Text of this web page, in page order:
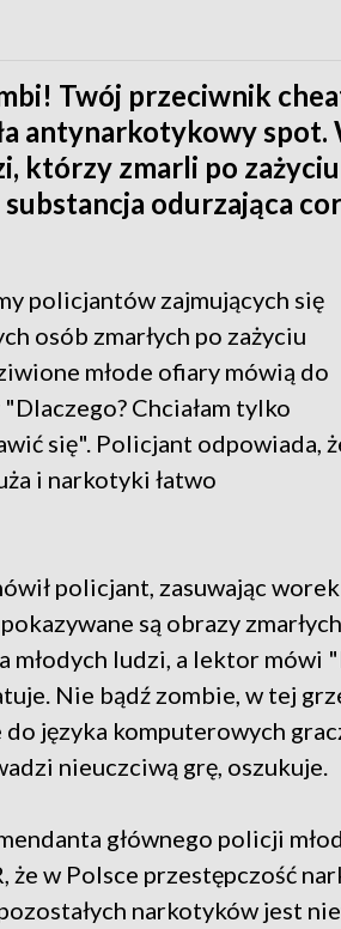
Twój przeciwnik
antynarkotykowy
którzy zmarli po
odurzająca
policjantów zajmujących się
osób zmarłych po zażyciu
młode ofiary mówią do
Chciałam tylko
się". Policjant odpowiada,
i narkotyki łatwo
policjant, zasuwając
są obrazy
młodych ludzi, a lektor mówi
Nie bądź zombie, w tej
języka komputerowych
nieuczciwą grę, oszukuje.
głównego policji
że w Polsce przestępczość
narkotyków jest